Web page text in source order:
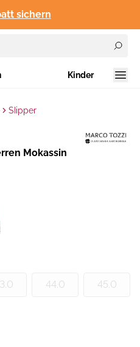
sichern
Kinder
Slipper
Mokassin
44.0 45.0